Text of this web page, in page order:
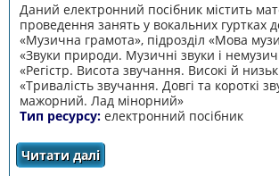
Даний електронний посібник містить
проведення занять у вокальних гуртках
«Музична грамота», підрозділ «Мова
«Звуки природи. Музичні звуки і
«Регістр. Висота звучання. Високі й
«Тривалість звучання. Довгі та короткі
мажорний. Лад мінорний»
Тип ресурсу: електронний посібник
Читати далі